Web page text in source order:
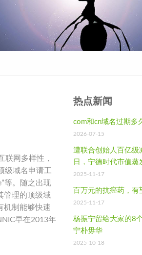
联网多样性，
域名申请工
等。随之出现
管理的顶级域
机制能够快速
早在2013年
热点新闻
com和cn域名过期多
2026-07-15
遭联合创始人百亿级
日，宁德时代市值蒸
2025-11-17
百万元的抗癌药，有
2025-11-17
杨振宁留给大家的8
宁朴毋华
2025-10-18